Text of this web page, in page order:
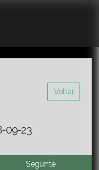
Voltar
09-23
Seguinte